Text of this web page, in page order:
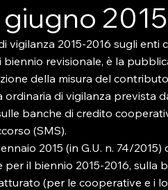
giugno 2015
vigilanza 2015-2016 sugli enti
biennio revisionale, è la
della misura del
ordinaria di vigilanza prevista
banche di credito
(SMS).
2015 (in G.U. n. 74/
per il biennio 2015-2016, sulla
(per le cooperative e i